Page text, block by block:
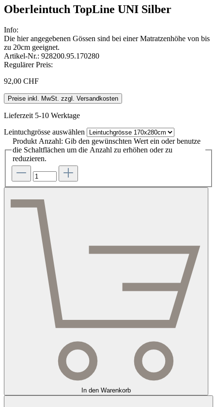
Oberleintuch TopLine UNI Silber
Info:
Die hier angegebenen Gössen sind bei einer Matratzenhöhe von bis
zu 20cm geeignet.
Artikel-Nr.: 928200.95.170280
Regulärer Preis:
92,00 CHF
Preise inkl. MwSt. zzgl. Versandkosten
Lieferzeit 5-10 Werktage
Leintuchgrösse auswählen
Produkt Anzahl: Gib den gewünschten Wert ein oder benutze
die Schaltflächen um die Anzahl zu erhöhen oder zu
reduzieren.
In den Warenkorb